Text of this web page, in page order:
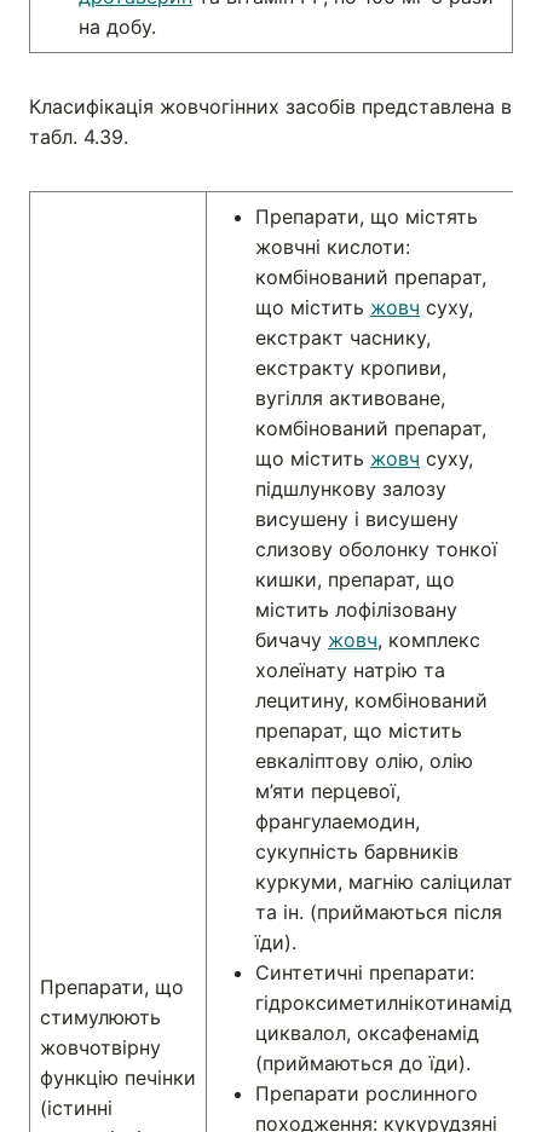
на добу.
Класифікація жовчогінних засобів представлена в
табл. 4.39.
Препарати, що
стимулюють
жовчотвірну
функцію печінки
(істинні
Препарати, що містять
жовчні кислоти:
комбінований препарат,
що містить жовч суху,
екстракт часнику,
екстракту кропиви,
вугілля активоване,
комбінований препарат,
що містить жовч суху,
підшлункову залозу
висушену і висушену
слизову оболонку тонкої
кишки, препарат, що
містить лофілізовану
бичачу жовч, комплекс
холеїнату натрію та
лецитину, комбінований
препарат, що містить
евкаліптову олію, олію
м’яти перцевої,
франгулаемодин,
сукупність барвників
куркуми, магнію саліцилат
та ін. (приймаються після
їди).
Синтетичні препарати:
гідроксиметилнікотинамід,
циквалол, оксафенамід
(приймаються до їди).
Препарати рослинного
походження: кукурудзяні